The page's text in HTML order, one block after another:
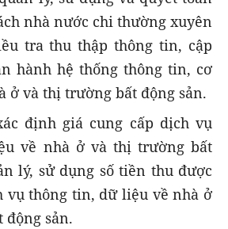
nhà nước chi thường xuyên
tra thu thập thông tin, cập
hành hệ thống thông tin, cơ
ở và thị trường bất động sản.
định giá cung cấp dịch vụ
về nhà ở và thị trường bất
lý, sử dụng số tiền thu được
vụ thông tin, dữ liệu về nhà ở
sản.